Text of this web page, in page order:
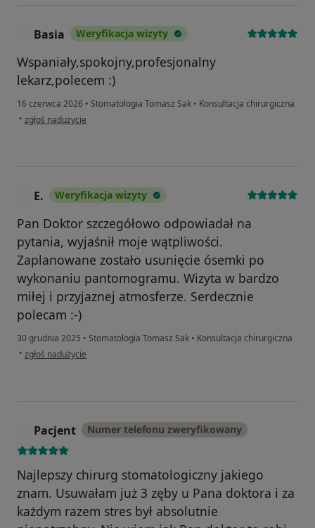
Basia Weryfikacja wizyty
Wspaniały,spokojny,profesjonalny
lekarz,polecem :)
16 czerwca 2026 • Stomatologia Tomasz Sak • Konsultacja chirurgiczna
• w opinii użytkownika Basia
zgłoś nadużycie
E. Weryfikacja wizyty
Pan Doktor szczegółowo odpowiadał na
pytania, wyjaśnił moje wątpliwości.
Zaplanowane zostało usunięcie ósemki po
wykonaniu pantomogramu. Wizyta w bardzo
miłej i przyjaznej atmosferze. Serdecznie
polecam :-)
30 grudnia 2025 • Stomatologia Tomasz Sak • Konsultacja chirurgiczna
• w opinii użytkownika E.
zgłoś nadużycie
Pacjent Numer telefonu zweryfikowany
Najlepszy chirurg stomatologiczny jakiego
znam. Usuwałam już 3 zęby u Pana doktora i za
każdym razem stres był absolutnie